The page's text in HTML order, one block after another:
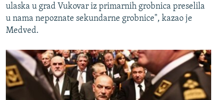
ulaska u grad Vukovar iz primarnih grobnica preselila
u nama nepoznate sekundarne grobnice", kazao je
Medved.